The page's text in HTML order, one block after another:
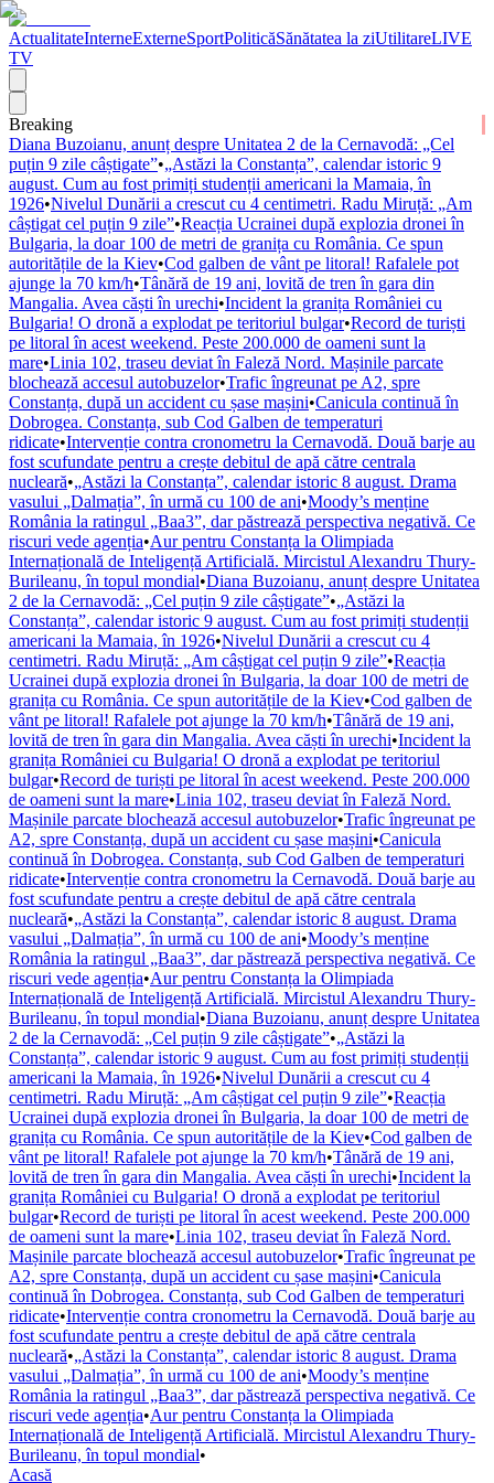
ActualitateInterneExterneSportPoliticăSănătatea la ziUtilitareLIVE
TV
Breaking
Diana Buzoianu, anunț despre Unitatea 2 de la Cernavodă: „Cel
puțin 9 zile câștigate”•„Astăzi la Constanța”, calendar istoric 9
august. Cum au fost primiți studenții americani la Mamaia, în
1926•Nivelul Dunării a crescut cu 4 centimetri. Radu Miruță: „Am
câștigat cel puțin 9 zile”•Reacția Ucrainei după explozia dronei în
Bulgaria, la doar 100 de metri de granița cu România. Ce spun
autoritățile de la Kiev•Cod galben de vânt pe litoral! Rafalele pot
ajunge la 70 km/h•Tânără de 19 ani, lovită de tren în gara din
Mangalia. Avea căști în urechi•Incident la granița României cu
Bulgaria! O dronă a explodat pe teritoriul bulgar•Record de turiști
pe litoral în acest weekend. Peste 200.000 de oameni sunt la
mare•Linia 102, traseu deviat în Faleză Nord. Mașinile parcate
blochează accesul autobuzelor•Trafic îngreunat pe A2, spre
Constanța, după un accident cu șase mașini•Canicula continuă în
Dobrogea. Constanța, sub Cod Galben de temperaturi
ridicate•Intervenție contra cronometru la Cernavodă. Două barje au
fost scufundate pentru a crește debitul de apă către centrala
nucleară•„Astăzi la Constanța”, calendar istoric 8 august. Drama
vasului „Dalmația”, în urmă cu 100 de ani•Moody’s menține
România la ratingul „Baa3”, dar păstrează perspectiva negativă. Ce
riscuri vede agenția•Aur pentru Constanța la Olimpiada
Internațională de Inteligență Artificială. Mircistul Alexandru Thury-
Burileanu, în topul mondial•Diana Buzoianu, anunț despre Unitatea
2 de la Cernavodă: „Cel puțin 9 zile câștigate”•„Astăzi la
Constanța”, calendar istoric 9 august. Cum au fost primiți studenții
americani la Mamaia, în 1926•Nivelul Dunării a crescut cu 4
centimetri. Radu Miruță: „Am câștigat cel puțin 9 zile”•Reacția
Ucrainei după explozia dronei în Bulgaria, la doar 100 de metri de
granița cu România. Ce spun autoritățile de la Kiev•Cod galben de
vânt pe litoral! Rafalele pot ajunge la 70 km/h•Tânără de 19 ani,
lovită de tren în gara din Mangalia. Avea căști în urechi•Incident la
granița României cu Bulgaria! O dronă a explodat pe teritoriul
bulgar•Record de turiști pe litoral în acest weekend. Peste 200.000
de oameni sunt la mare•Linia 102, traseu deviat în Faleză Nord.
Mașinile parcate blochează accesul autobuzelor•Trafic îngreunat pe
A2, spre Constanța, după un accident cu șase mașini•Canicula
continuă în Dobrogea. Constanța, sub Cod Galben de temperaturi
ridicate•Intervenție contra cronometru la Cernavodă. Două barje au
fost scufundate pentru a crește debitul de apă către centrala
nucleară•„Astăzi la Constanța”, calendar istoric 8 august. Drama
vasului „Dalmația”, în urmă cu 100 de ani•Moody’s menține
România la ratingul „Baa3”, dar păstrează perspectiva negativă. Ce
riscuri vede agenția•Aur pentru Constanța la Olimpiada
Internațională de Inteligență Artificială. Mircistul Alexandru Thury-
Burileanu, în topul mondial•Diana Buzoianu, anunț despre Unitatea
2 de la Cernavodă: „Cel puțin 9 zile câștigate”•„Astăzi la
Constanța”, calendar istoric 9 august. Cum au fost primiți studenții
americani la Mamaia, în 1926•Nivelul Dunării a crescut cu 4
centimetri. Radu Miruță: „Am câștigat cel puțin 9 zile”•Reacția
Ucrainei după explozia dronei în Bulgaria, la doar 100 de metri de
granița cu România. Ce spun autoritățile de la Kiev•Cod galben de
vânt pe litoral! Rafalele pot ajunge la 70 km/h•Tânără de 19 ani,
lovită de tren în gara din Mangalia. Avea căști în urechi•Incident la
granița României cu Bulgaria! O dronă a explodat pe teritoriul
bulgar•Record de turiști pe litoral în acest weekend. Peste 200.000
de oameni sunt la mare•Linia 102, traseu deviat în Faleză Nord.
Mașinile parcate blochează accesul autobuzelor•Trafic îngreunat pe
A2, spre Constanța, după un accident cu șase mașini•Canicula
continuă în Dobrogea. Constanța, sub Cod Galben de temperaturi
ridicate•Intervenție contra cronometru la Cernavodă. Două barje au
fost scufundate pentru a crește debitul de apă către centrala
nucleară•„Astăzi la Constanța”, calendar istoric 8 august. Drama
vasului „Dalmația”, în urmă cu 100 de ani•Moody’s menține
România la ratingul „Baa3”, dar păstrează perspectiva negativă. Ce
riscuri vede agenția•Aur pentru Constanța la Olimpiada
Internațională de Inteligență Artificială. Mircistul Alexandru Thury-
Burileanu, în topul mondial•
Acasă